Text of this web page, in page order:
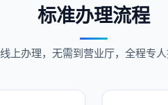
标准办理流程
线上办理，无需到营业厅，全程专